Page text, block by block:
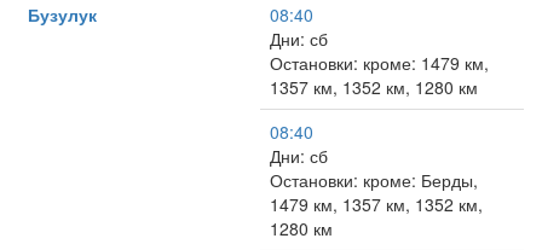
Бузулук
08:40
Дни: сб
Остановки: кроме: 1479 км,
1357 км, 1352 км, 1280 км
08:40
Дни: сб
Остановки: кроме: Берды,
1479 км, 1357 км, 1352 км,
1280 км